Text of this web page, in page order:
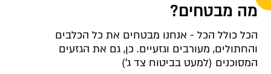
מה מבטחים?
הכל כולל הכל - אנחנו מבטחים את כל הכלבים
והחתולים, מעורבים וגזעיים. כן, גם את הגזעים
המסוכנים (למעט בביטוח צד ג')